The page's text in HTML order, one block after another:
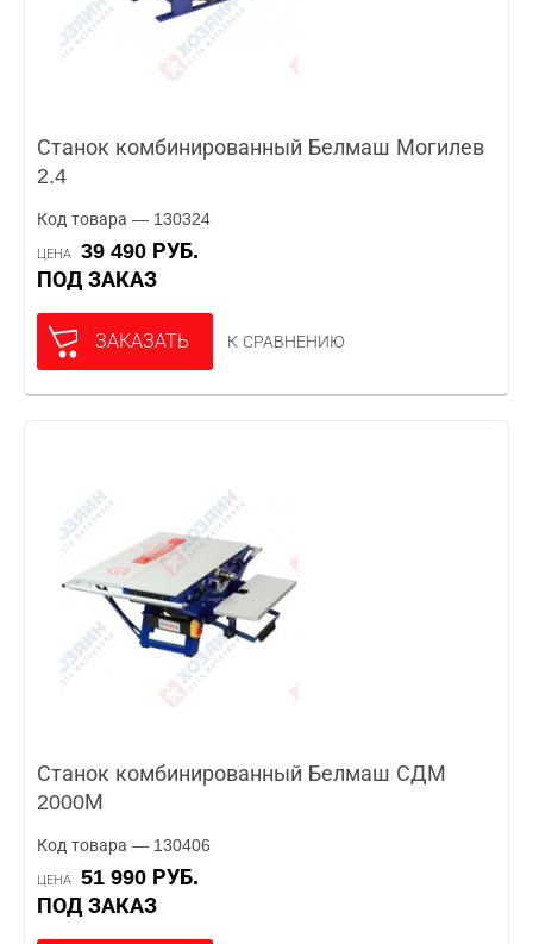
Станок комбинированный Белмаш Могилев
2.4
Код товара — 130324
ЦЕНА
39 490 РУБ.
ПОД ЗАКАЗ
ЗАКАЗАТЬ К СРАВНЕНИЮ
Станок комбинированный Белмаш СДМ
2000М
Код товара — 130406
ЦЕНА
51 990 РУБ.
ПОД ЗАКАЗ